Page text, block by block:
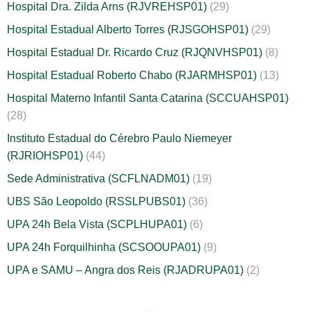
Hospital Dra. Zilda Arns (RJVREHSP01) (29)
Hospital Estadual Alberto Torres (RJSGOHSP01) (29)
Hospital Estadual Dr. Ricardo Cruz (RJQNVHSP01) (8)
Hospital Estadual Roberto Chabo (RJARMHSP01) (13)
Hospital Materno Infantil Santa Catarina (SCCUAHSP01)
(28)
Instituto Estadual do Cérebro Paulo Niemeyer
(RJRIOHSP01) (44)
Sede Administrativa (SCFLNADM01) (19)
UBS São Leopoldo (RSSLPUBS01) (36)
UPA 24h Bela Vista (SCPLHUPA01) (6)
UPA 24h Forquilhinha (SCSOOUPA01) (9)
UPA e SAMU – Angra dos Reis (RJADRUPA01) (2)